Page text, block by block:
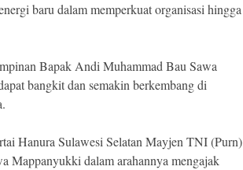
baru dalam memperkuat organisasi hingga
Bapak Andi Muhammad Bau Sawa
bangkit dan semakin berkembang di
Hanura Sulawesi Selatan Mayjen TNI (Purn)
Mappanyukki dalam arahannya mengajak